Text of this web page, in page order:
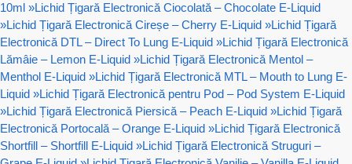
10ml »Lichid Țigară Electronică Ciocolată – Chocolate E-Liquid
»Lichid Țigară Electronică Cireșe – Cherry E-Liquid »Lichid Țigară
Electronică DTL – Direct To Lung E-Liquid »Lichid Țigară Electronică
Lămâie – Lemon E-Liquid »Lichid Țigară Electronică Mentol –
Menthol E-Liquid »Lichid Țigară Electronică MTL – Mouth to Lung E-
Liquid »Lichid Țigară Electronică pentru Pod – Pod System E-Liquid
»Lichid Țigară Electronică Piersică – Peach E-Liquid »Lichid Țigară
Electronică Portocală – Orange E-Liquid »Lichid Țigară Electronică
Shortfill – Shortfill E-Liquid »Lichid Țigară Electronică Struguri –